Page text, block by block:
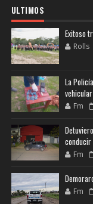
ULTIMOS
Exitoso
Rolls
La
vehicular
Fm
conducir
Fm
Fm